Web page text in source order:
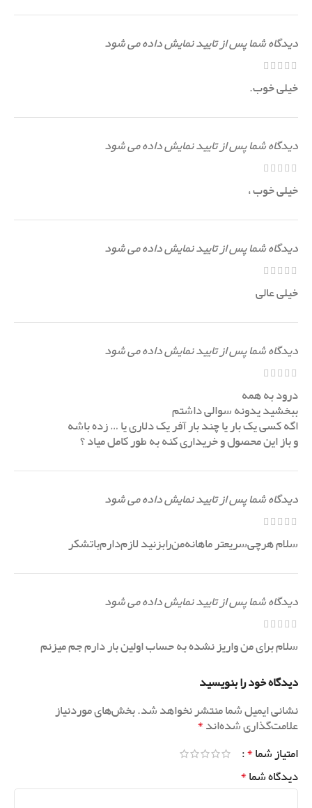
دیدگاه شما پس از تایید نمایش داده می شود
خیلی خوب.
دیدگاه شما پس از تایید نمایش داده می شود
خیلی خوب ،
دیدگاه شما پس از تایید نمایش داده می شود
خیلی عالی
دیدگاه شما پس از تایید نمایش داده می شود
درود به همه
ببخشید یدونه سوالی داشتم
اگه کسی یک بار یا چند بار آفر یک دلاری یا … زده باشه
و باز این محصول و خریداری کنه به طور کامل میاد ؟
دیدگاه شما پس از تایید نمایش داده می شود
سلام ‌هرچی‌سریعتر ماهانه‌من‌را‌بزنید لازم‌دارم‌با‌تشکر
دیدگاه شما پس از تایید نمایش داده می شود
سلام برای من واریز نشده به حساب اولین بار دارم جم میزنم
دیدگاه خود را بنویسید
نشانی ایمیل شما منتشر نخواهد شد.بخش‌های موردنیاز
علامت‌گذاری شده‌اند*
امتیاز شما*
دیدگاه شما*